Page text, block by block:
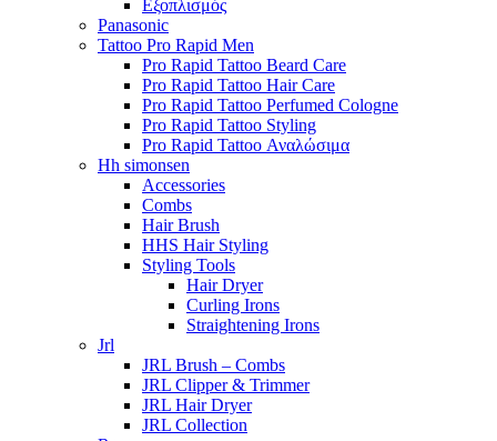
Εξοπλισμός
Panasonic
Tattoo Pro Rapid Men
Pro Rapid Tattoo Beard Care
Pro Rapid Tattoo Hair Care
Pro Rapid Tattoo Perfumed Cologne
Pro Rapid Tattoo Styling
Pro Rapid Tattoo Αναλώσιμα
Hh simonsen
Accessories
Combs
Hair Brush
HHS Hair Styling
Styling Tools
Hair Dryer
Curling Irons
Straightening Irons
Jrl
JRL Brush – Combs
JRL Clipper & Trimmer
JRL Hair Dryer
JRL Collection